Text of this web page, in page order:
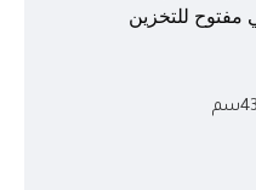
مفتوح للتخزين